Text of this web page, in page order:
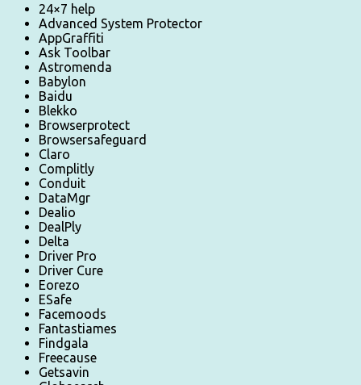
24×7 help
Advanced System Protector
AppGraffiti
Ask Toolbar
Astromenda
Babylon
Baidu
Blekko
Browserprotect
Browsersafeguard
Claro
Complitly
Conduit
DataMgr
Dealio
DealPly
Delta
Driver Pro
Driver Cure
Eorezo
ESafe
Facemoods
Fantastiames
Findgala
Freecause
Getsavin